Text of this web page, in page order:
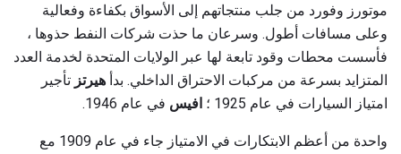
موتورز وفورد من جلب منتجاتهم إلى الأسواق بكفاءة وفعالية
وعلى مسافات أطول. وسرعان ما حذت شركات النفط حذوها ،
فأسست محطات وقود تابعة لها عبر الولايات المتحدة لخدمة العدد
المتزايد بسرعة من مركبات الاحتراق الداخلي. بدأ هيرتز تأجير
امتياز السيارات في عام 1925 ؛
افيس في عام 1946.
واحدة من أعظم الابتكارات في الامتياز جاء في عام 1909 مع